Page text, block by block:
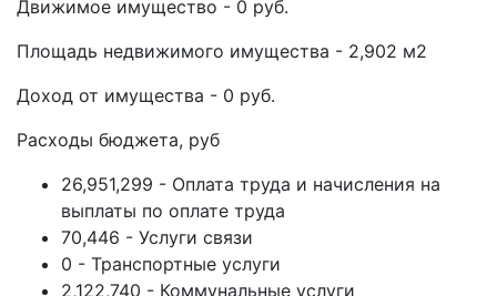
Движимое имущество - 0 руб.
Площадь недвижимого имущества - 2,902 м2
Доход от имущества - 0 руб.
Расходы бюджета, руб
26,951,299 - Оплата труда и начисления на
выплаты по оплате труда
70,446 - Услуги связи
0 - Транспортные услуги
2,122,740 - Коммунальные услуги